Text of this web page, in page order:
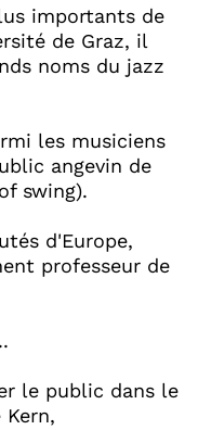
importants de
de Graz, il
noms du jazz
les musiciens
angevin de
swing).
d'Europe,
professeur de
le public dans le